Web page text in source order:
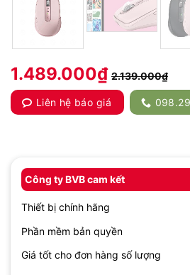
1.489.000₫ 2.139.000₫
Liên hệ báo giá
Công ty BVB cam kết
Thiết bị chính hãng
Phần mềm bản quyền
Giá tốt cho đơn hàng số lượng